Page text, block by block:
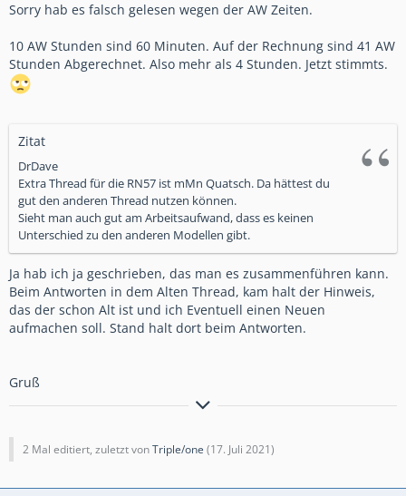
Sorry hab es falsch gelesen wegen der AW Zeiten.
10 AW Stunden sind 60 Minuten. Auf der Rechnung sind 41 AW
Stunden Abgerechnet. Also mehr als 4 Stunden. Jetzt stimmts.
Zitat
DrDave
Extra Thread für die RN57 ist mMn Quatsch. Da hättest du
gut den anderen Thread nutzen können.
Sieht man auch gut am Arbeitsaufwand, dass es keinen
Unterschied zu den anderen Modellen gibt.
Ja hab ich ja geschrieben, das man es zusammenführen kann.
Beim Antworten in dem Alten Thread, kam halt der Hinweis,
das der schon Alt ist und ich Eventuell einen Neuen
aufmachen soll. Stand halt dort beim Antworten.
Gruß
" Glück kann man nicht kaufen. Aber ein Motorrad und das ist
2 Mal editiert, zuletzt vonTriple/one (17. Juli 2021)